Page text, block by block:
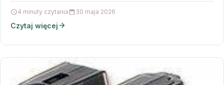
4 minuty czytania 30 maja 2026
Czytaj więcej